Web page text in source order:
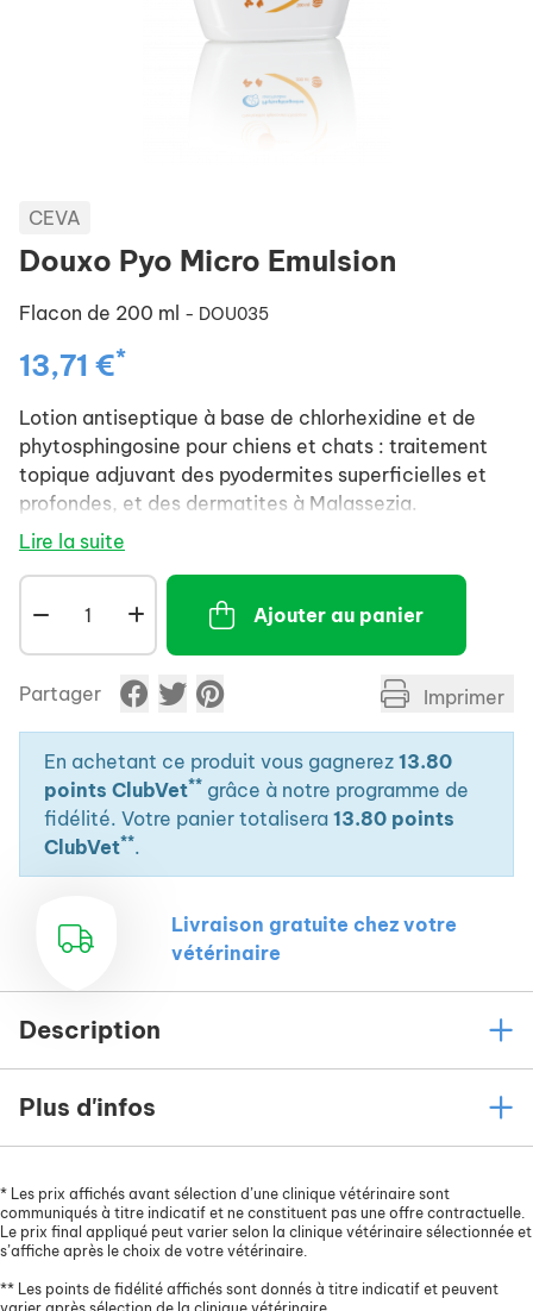
CEVA
Douxo Pyo Micro Emulsion
Flacon de 200 ml - DOU035
13,71 €*
Lotion antiseptique à base de chlorhexidine et de
phytosphingosine pour chiens et chats : traitement
topique adjuvant des pyodermites superficielles et
profondes, et des dermatites à Malassezia.
- Chlorhexidine pour sa puissante activité
sur la plupart des champignons et levures
pathogènes.
- Phytosphingosine-salicyloyl pour ses propriétés
anti-inflammatoires et anti-séborrhéiques
reconnues.
- Contient un hydratant qui aide à adoucir la peau
lésée.
Lire la suite
Ajouter au panier
Partager Imprimer
En achetant ce produit vous gagnerez 13.80
points ClubVet** grâce à notre programme de
fidélité. Votre panier totalisera 13.80 points
ClubVet**.
Livraison gratuite chez votre
vétérinaire
Description
Plus d'infos
* Les prix affichés avant sélection d’une clinique vétérinaire sont
communiqués à titre indicatif et ne constituent pas une offre contractuelle.
Le prix final appliqué peut varier selon la clinique vétérinaire sélectionnée et
s’affiche après le choix de votre vétérinaire.
** Les points de fidélité affichés sont donnés à titre indicatif et peuvent